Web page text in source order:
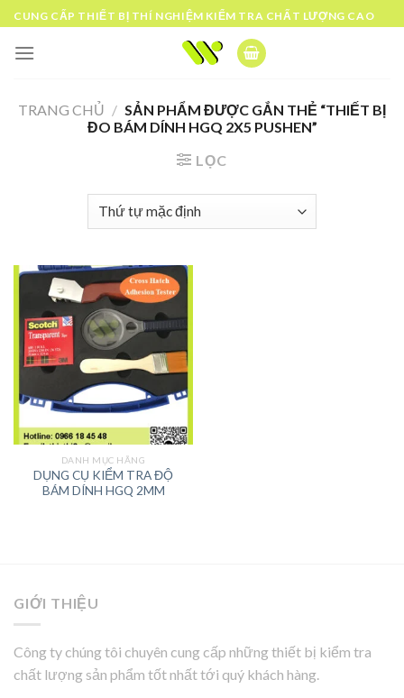
Skip
to
content
CUNG CẤP THIẾT BỊ THÍ NGHIỆM KIỂM TRA CHẤT LƯỢNG CAO
TRANG CHỦ / SẢN PHẨM ĐƯỢC GẮN THẺ “THIẾT BỊ
ĐO BÁM DÍNH HGQ 2X5 PUSHEN”
LỌC
DANH MỤC HÃNG
DỤNG CỤ KIỂM TRA ĐỘ
BÁM DÍNH HGQ 2MM
GIỚI THIỆU
Công ty chúng tôi chuyên cung cấp những thiết bị kiểm tra
chất lượng sản phẩm tốt nhất tới quý khách hàng.